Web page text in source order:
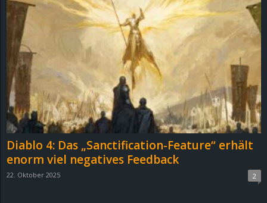
Diablo 4: Das „Sanctification-Feature“ erhält
enorm viel negatives Feedback
22. Oktober 2025 2